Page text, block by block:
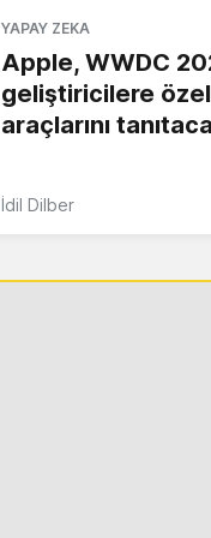
YAPAY ZEKA
Apple, WWDC
geliştiricilere
araçlarını
İdil Dilber